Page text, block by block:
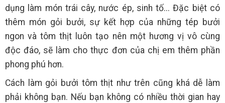
dụng làm món trái cây, nước ép, sinh tố... Đặc biệt có
thêm món gỏi bưởi, sự kết hợp của những tép bưởi
ngon và tôm thịt luôn tạo nên một hương vị vô cùng
độc đáo, sẽ làm cho thực đơn của chị em thêm phần
phong phú hơn.
Cách làm gỏi bưởi tôm thịt như trên cũng khá dễ làm
phải không bạn. Nếu bạn không có nhiều thời gian hay